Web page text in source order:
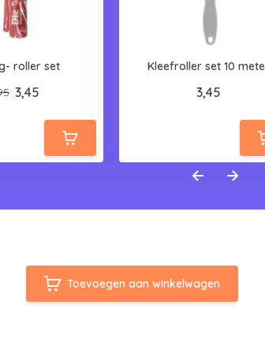
roller set
3,45
Kleefroller set 10
3,45
Toevoegen aan winkelwagen